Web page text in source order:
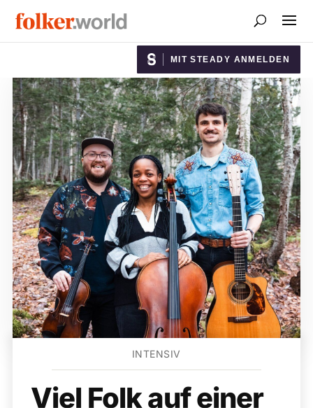
MIT STEADY ANMELDEN
INTENSIV
Viel Folk auf einer